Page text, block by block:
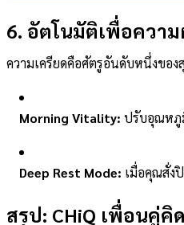
6. อัตโนมัติเพื่อควา
ความเครียดคือศัตรูอันดับหนึ่งของ
Morning Vitality: ปรับอุณหภู
Deep Rest Mode: เมื่อคุณสั่ง
สรุป: CHiQ เพื่อนคู่